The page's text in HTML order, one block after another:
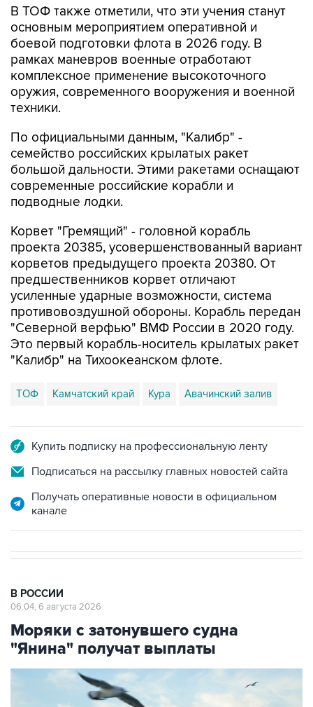
В ТОФ также отметили, что эти учения станут
основным мероприятием оперативной и
боевой подготовки флота в 2026 году. В
рамках маневров военные отработают
комплексное применение высокоточного
оружия, современного вооружения и военной
техники.
По официальными данным, "Калибр" -
семейство российских крылатых ракет
большой дальности. Этими ракетами оснащают
современные российские корабли и
подводные лодки.
Корвет "Гремящий" - головной корабль
проекта 20385, усовершенствованный вариант
корветов предыдущего проекта 20380. От
предшественников корвет отличают
усиленные ударные возможности, система
противовоздушной обороны. Корабль передан
"Северной верфью" ВМФ России в 2020 году.
Это первый корабль-носитель крылатых ракет
"Калибр" на Тихоокеанском флоте.
ТОФ Камчатский край Кура Авачинский залив
Купить подписку на профессиональную ленту
Подписаться на рассылку главных новостей сайта
Получать оперативные новости в официальном
канале
В РОССИИ
06:04, 6 августа 2026
Моряки с затонувшего судна
"Янина" получат выплаты